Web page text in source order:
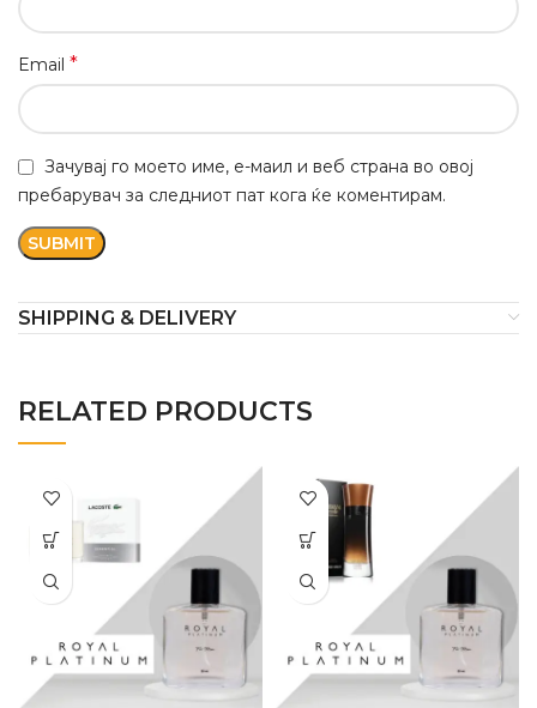
Email *
Зачувај го моето име, е-маил и веб страна во овој
пребарувач за следниот пат кога ќе коментирам.
SHIPPING & DELIVERY
RELATED PRODUCTS